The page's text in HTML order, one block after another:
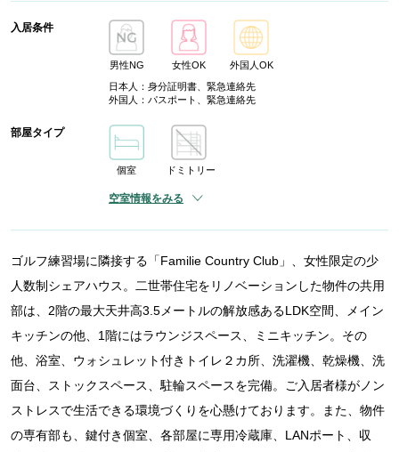
入居条件
男性NG 女性OK
外国人OK
日本人：身分証明書、緊急連絡先
外国人：パスポート、緊急連絡先
部屋タイプ
個室 ドミトリー
空室情報をみる
ゴルフ練習場に隣接する「Familie Country Club」、女性限定の少
人数制シェアハウス。二世帯住宅をリノベーションした物件の共用
部は、2階の最大天井高3.5メートルの解放感あるLDK空間、メイン
キッチンの他、1階にはラウンジスペース、ミニキッチン。その
他、浴室、ウォシュレット付きトイレ２カ所、洗濯機、乾燥機、洗
面台、ストックスペース、駐輪スペースを完備。ご入居者様がノン
ストレスで生活できる環境づくりを心懸けております。また、物件
の専有部も、鍵付き個室、各部屋に専用冷蔵庫、LANポート、収